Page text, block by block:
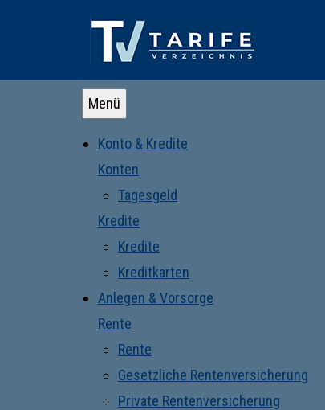
Menü
Konto & Kredite
Konten
Tagesgeld
Kredite
Kredite
Kreditkarten
Anlegen & Vorsorge
Rente
Rente
Gesetzliche Rentenversicherung
Private Rentenversicherung